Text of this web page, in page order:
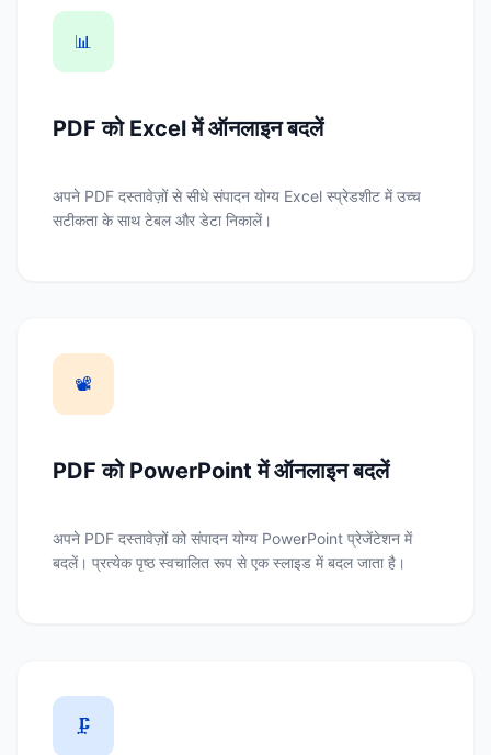
📊
PDF को Excel में ऑनलाइन बदलें
अपने PDF दस्तावेज़ों से सीधे संपादन योग्य Excel स्प्रेडशीट में उच्च
सटीकता के साथ टेबल और डेटा निकालें।
📽️
PDF को PowerPoint में ऑनलाइन बदलें
अपने PDF दस्तावेज़ों को संपादन योग्य PowerPoint प्रेजेंटेशन में
बदलें। प्रत्येक पृष्ठ स्वचालित रूप से एक स्लाइड में बदल जाता है।
🗜️